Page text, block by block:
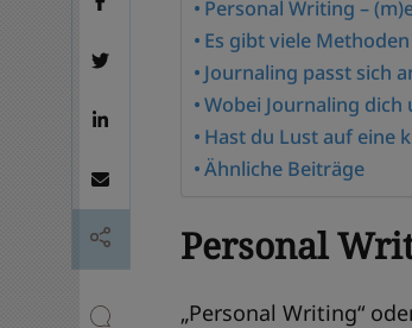
Personal Writing –
Es gibt viele
Journaling passt sich
Wobei Journaling
Hast du Lust auf eine
Ähnliche Beiträge
Personal
„Personal Writing“